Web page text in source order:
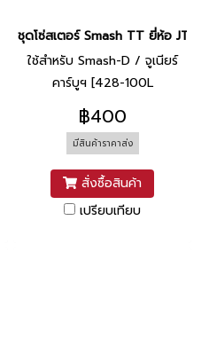
ชุดโซ่สเตอร์ Smash TT ยี่ห้อ JTA
ใช้สำหรับ Smash-D / จูเนียร์
คาร์บูฯ [428-100L
(14T/36T)]
฿400
มีสินค้าราคาส่ง
สั่งซื้อสินค้า
เปรียบเทียบ